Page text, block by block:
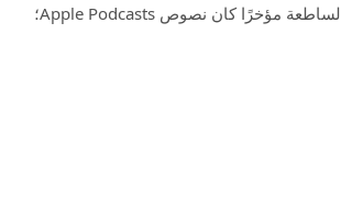
متباين. أحد الأمثلة الساطعة مؤخرًا كان نصوص Apple Podcasts؛